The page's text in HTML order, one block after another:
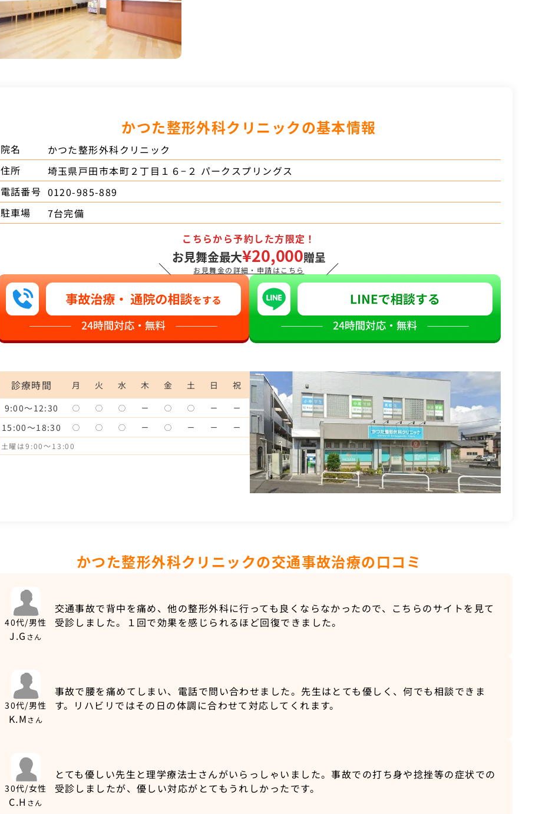
かつた整形外科クリニックの基本情報
院名
かつた整形外科クリニック
住所
埼玉県戸田市本町２丁目１６−２ パークスプリングス
電話番号 0120-985-889
駐車場
7台完備
＼
こちらから予約した方限定！
お見舞金最大¥20,000贈呈
お見舞金の詳細・申請はこちら ／
診療時間 月 火 水 木 金 土 日
祝
9:00～12:30
◯ ◯ ◯ ー ◯ ◯ ー ー
15:00～18:30 ◯ ◯ ◯ ー ◯ ー ー
ー
土曜は9:00～13:00
かつた整形外科クリニックの交通事故治療の口コミ
40代/男性
J.G さん
交通事故で背中を痛め、他の整形外科に行っても良くならなかったので、こちらのサイトを見て
受診しました。１回で効果を感じられるほど回復できました。
30代/男性
K.M さん
事故で腰を痛めてしまい、電話で問い合わせました。先生はとても優しく、何でも相談できま
す。リハビリではその日の体調に合わせて対応してくれます。
30代/女性
C.H さん
とても優しい先生と理学療法士さんがいらっしゃいました。事故での打ち身や捻挫等の症状での
受診しましたが、優しい対応がとてもうれしかったです。